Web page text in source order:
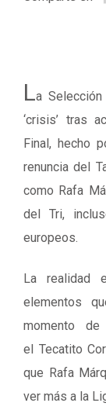
La
‘crisis’ tras
Final, hecho
renuncia del
como Rafa
del Tri,
europeos.
La realidad
elementos
momento
el Tecatito
que Rafa
ver más a la